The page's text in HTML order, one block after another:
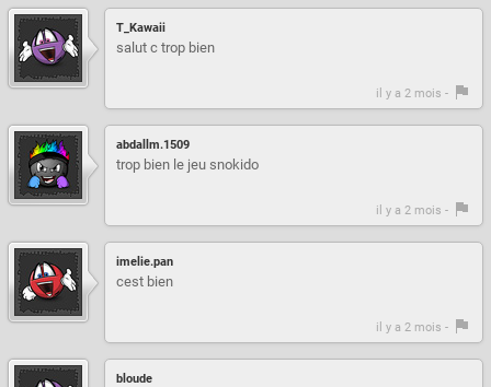
T_Kawaii
salut c trop bien
il y a 2 mois -
abdallm.1509
trop bien le jeu snokido
il y a 2 mois -
imelie.pan
cest bien
il y a 2 mois -
bloude